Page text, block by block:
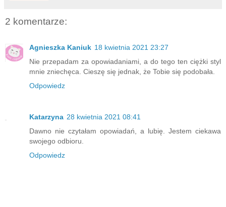
2 komentarze:
Agnieszka Kaniuk 18 kwietnia 2021 23:27
Nie przepadam za opowiadaniami, a do tego ten ciężki styl
mnie zniechęca. Cieszę się jednak, że Tobie się podobała.
Odpowiedz
Katarzyna 28 kwietnia 2021 08:41
Dawno nie czytałam opowiadań, a lubię. Jestem ciekawa
swojego odbioru.
Odpowiedz